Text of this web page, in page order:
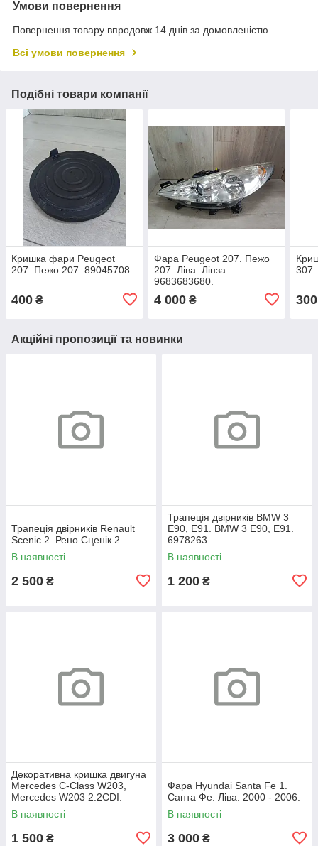
Умови повернення
Повернення товару впродовж 14 днів за домовленістю
Всі умови повернення
Подібні товари компанії
Кришка фари Peugeot
207. Пежо 207. 89045708.
400 ₴
Фара Peugeot 207. Пежо
207. Ліва. Лінза.
9683683680.
4 000₴ 300
Акційні пропозиції та новинки
Трапеція двірників Renault
Scenic 2. Рено Сценік 2.
В наявності
2 500 ₴
Трапеція двірників BMW 3
E90, E91. BMW 3 Е90, Е91.
6978263.
В наявності
1 200 ₴
Декоративна кришка двигуна
Mercedes C-Class W203,
Mercedes W203 2.2CDI.
A6460100467.
В наявності
1 500 ₴
Фара Hyundai Santa Fe 1.
Санта Фе. Ліва. 2000 - 2006.
В наявності
3 000 ₴